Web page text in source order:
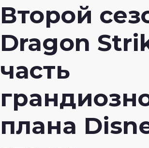
Второй
Dragon
часть
плана